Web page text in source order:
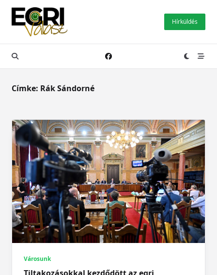
Skip
content
Hírküldés
Címke: Rák Sándorné
Városunk